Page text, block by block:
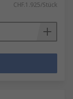
CHF.1.925/Stück